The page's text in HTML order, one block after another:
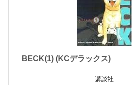
BECK(1) (KCデラックス)
講談社